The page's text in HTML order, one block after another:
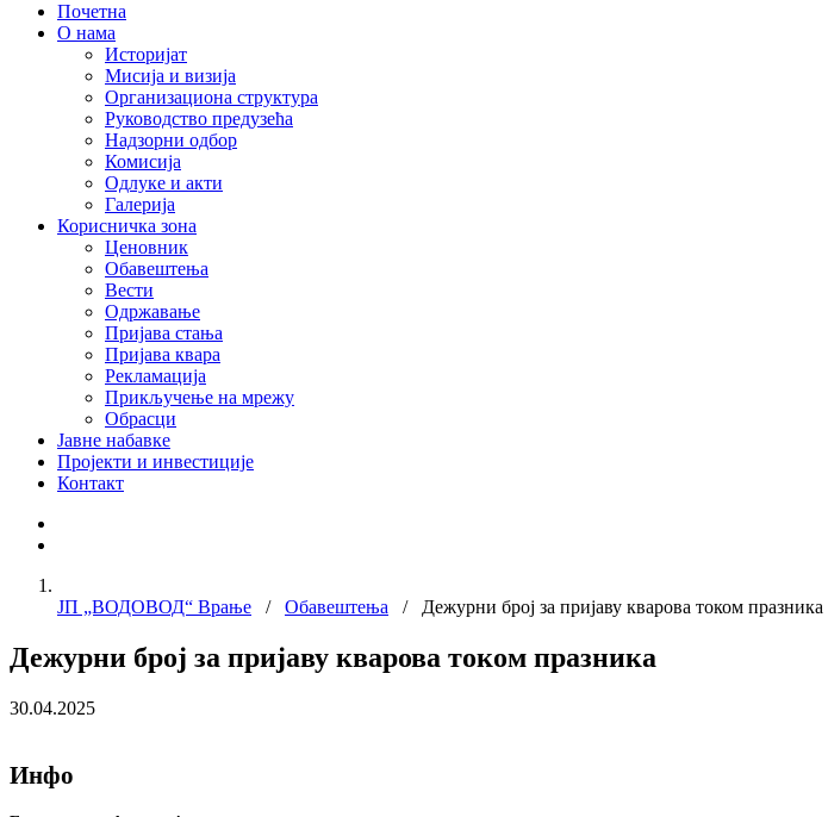
Почетна
О нама
Историјат
Мисија и визија
Организациона структура
Руководство предузећа
Надзорни одбор
Комисија
Одлуке и акти
Галерија
Корисничка зона
Ценовник
Обавештења
Вести
Одржавање
Пријава стања
Пријава квара
Рекламација
Прикључење на мрежу
Обрасци
Јавне набавке
Пројекти и инвестиције
Контакт
ЈП „ВОДОВОД“ Врање / Обавештења / Дежурни број за пријаву кварова током празника
Дежурни број за пријаву кварова током празника
30.04.2025
Инфо